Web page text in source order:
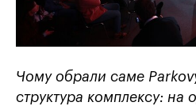
Чому обрали саме
структура комплексу: на